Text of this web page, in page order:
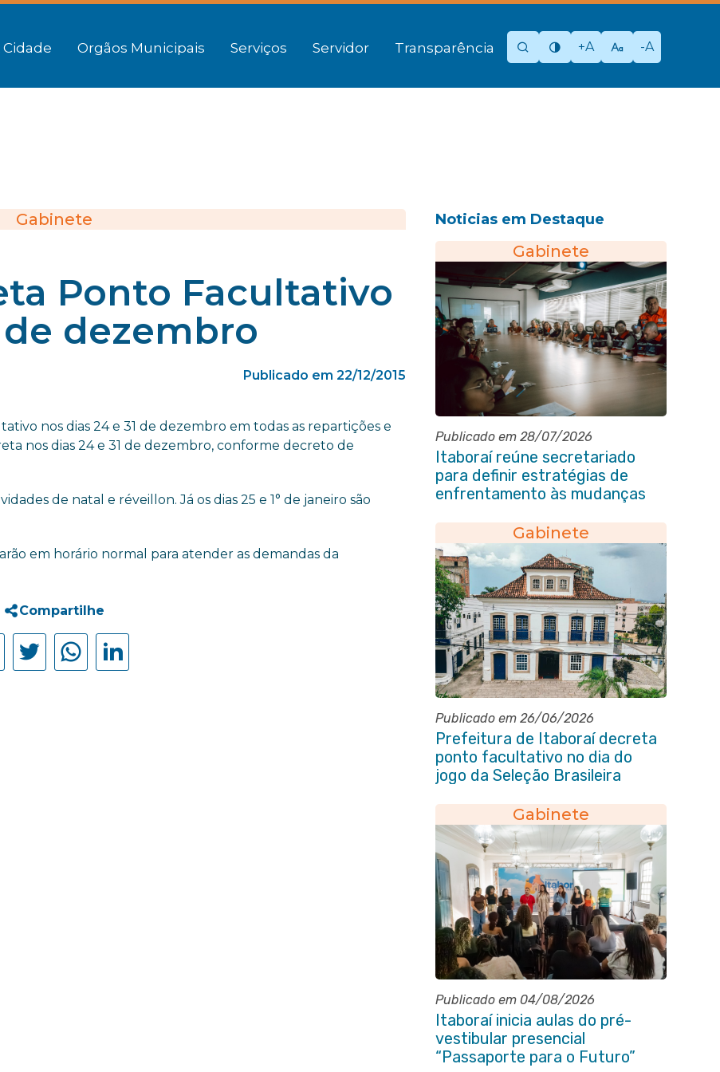
Cidade Orgãos Municipais Serviços Servidor Transparência +A -A
Gabinete
Ponto Facultativo
de dezembro
Publicado em 22/12/2015
nos dias 24 e 31 de dezembro em todas as repartições e
nos dias 24 e 31 de dezembro, conforme decreto de
de natal e réveillon. Já os dias 25 e 1° de janeiro são
em horário normal para atender as demandas da
Compartilhe
Noticias em Destaque
Gabinete
Publicado em 28/07/2026
Itaboraí reúne secretariado
para definir estratégias de
enfrentamento às mudanças
Gabinete
Publicado em 26/06/2026
Prefeitura de Itaboraí decreta
ponto facultativo no dia do
jogo da Seleção Brasileira
Gabinete
Publicado em 04/08/2026
Itaboraí inicia aulas do pré-
vestibular presencial
“Passaporte para o Futuro”